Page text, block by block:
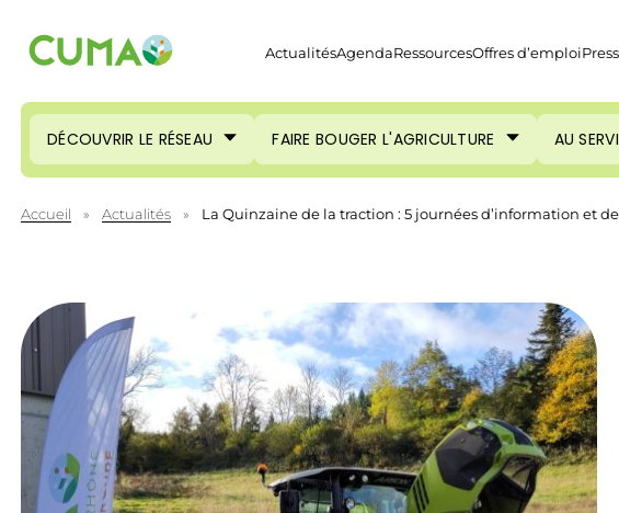
ActualitésAgendaRessourcesOffres d’emploi
DÉCOUVRIR LE RÉSEAU FAIRE BOUGER L'AGRICULTURE AU
Accueil » Actualités » La Quinzaine de la traction : 5 journées d’information et